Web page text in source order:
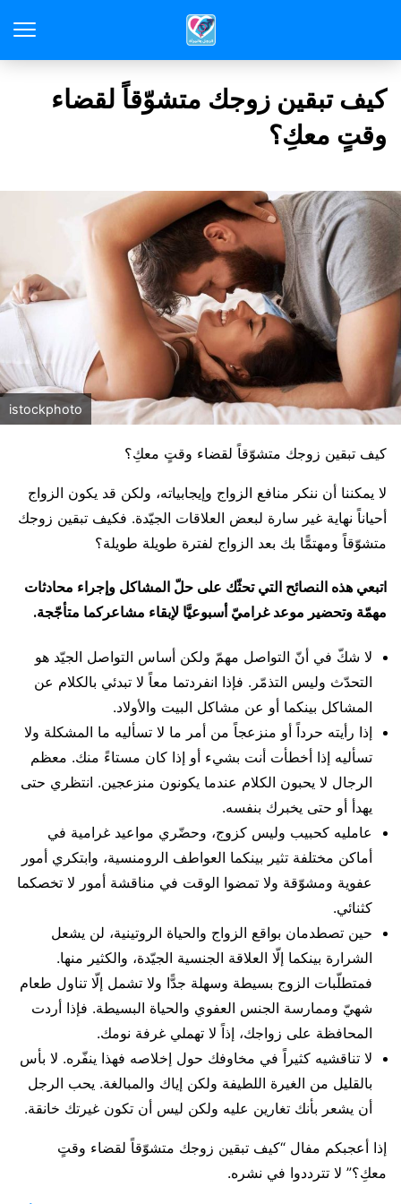
كيف تبقين زوجك متشوّقاً لقضاء
وقتٍ معكِ؟
istockphoto
كيف تبقين زوجك متشوّقاً لقضاء وقتٍ معكِ؟
لا يمكننا أن ننكر منافع الزواج وإيجابياته، ولكن قد يكون الزواج
أحياناً نهاية غير سارة لبعض العلاقات الجيّدة. فكيف تبقين زوجك
متشوّقاً ومهتمًّا بك بعد الزواج لفترة طويلة طويلة؟
اتبعي هذه النصائح التي تحثّك على حلّ المشاكل وإجراء محادثات
مهمّة وتحضير موعد غراميّ أسبوعيَّا لإبقاء مشاعركما متأجّجة.
لا شكّ في أنّ التواصل مهمّ ولكن أساس التواصل الجيّد هو
التحدّث وليس التذمّر. فإذا انفردتما معاً لا تبدئي بالكلام عن
المشاكل بينكما أو عن مشاكل البيت والأولاد.
إذا رأيته حرداً أو منزعجاً من أمر ما لا تسأليه ما المشكلة ولا
تسأليه إذا أخطأت أنت بشيء أو إذا كان مستاءً منك. معظم
الرجال لا يحبون الكلام عندما يكونون منزعجين. انتظري حتى
يهدأ أو حتى يخبرك بنفسه.
عامليه كحبيب وليس كزوج، وحضّري مواعيد غرامية في
أماكن مختلفة تثير بينكما العواطف الرومنسية، وابتكري أمور
عفوية ومشوّقة ولا تمضوا الوقت في مناقشة أمور لا تخصكما
كثنائي.
حين تصطدمان بواقع الزواج والحياة الروتينية، لن يشعل
الشرارة بينكما إلّا العلاقة الجنسية الجيّدة، والكثير منها.
فمتطلّبات الزوج بسيطة وسهلة جدًّا ولا تشمل إلّا تناول طعام
شهيّ وممارسة الجنس العفوي والحياة البسيطة. فإذا أردت
المحافظة على زواجك، إذاً لا تهملي غرفة نومك.
لا تناقشيه كثيراً في مخاوفك حول إخلاصه فهذا ينفّره. لا بأس
بالقليل من الغيرة اللطيفة ولكن إياك والمبالغة. يحب الرجل
أن يشعر بأنك تغارين عليه ولكن ليس أن تكون غيرتك خانقة.
إذا أعجبكم مفال “كيف تبقين زوجك متشوّقاً لقضاء وقتٍ
معكِ؟” لا تترددوا في نشره.